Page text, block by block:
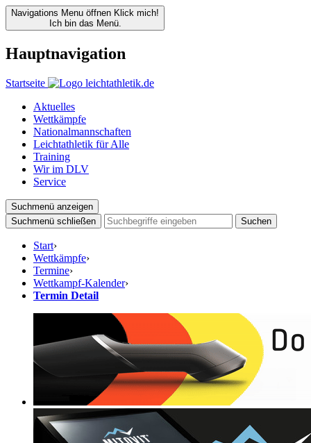
Navigations Menu öffnen Klick mich!
Ich bin das Menü.
Hauptnavigation
Startseite
Aktuelles
Wettkämpfe
Nationalmannschaften
Leichtathletik für Alle
Training
Wir im DLV
Service
Suchmenü anzeigen
Suchmenü schließen
Suchen
Start›
Wettkämpfe›
Termine›
Wettkampf-Kalender›
Termin Detail